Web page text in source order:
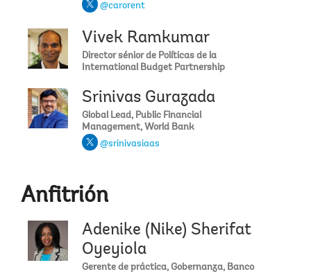
@carorent
Vivek Ramkumar
Director sénior de Políticas de la
International Budget Partnership
Srinivas Gurazada
Global Lead, Public Financial
Management, World Bank
@srinivasiaas
Anfitrión
Adenike (Nike) Sherifat
Oyeyiola
Gerente de práctica, Gobernanza, Banco